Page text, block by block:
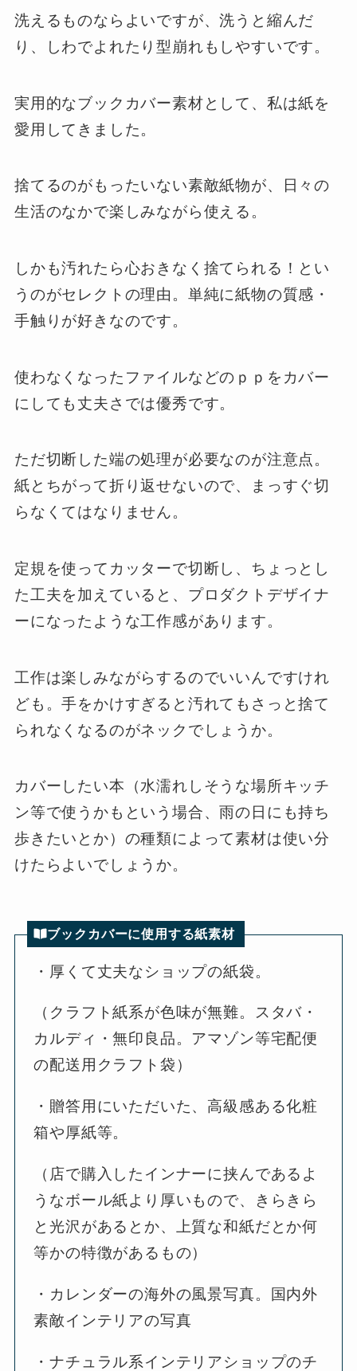
洗えるものならよいですが、洗うと縮んだ
り、しわでよれたり型崩れもしやすいです。
実用的なブックカバー素材として、私は紙を
愛用してきました。
捨てるのがもったいない素敵紙物が、日々の
生活のなかで楽しみながら使える。
しかも汚れたら心おきなく捨てられる！とい
うのがセレクトの理由。単純に紙物の質感・
手触りが好きなのです。
使わなくなったファイルなどのｐｐをカバー
にしても丈夫さでは優秀です。
ただ切断した端の処理が必要なのが注意点。
紙とちがって折り返せないので、まっすぐ切
らなくてはなりません。
定規を使ってカッターで切断し、ちょっとし
た工夫を加えていると、プロダクトデザイナ
ーになったような工作感があります。
工作は楽しみながらするのでいいんですけれ
ども。手をかけすぎると汚れてもさっと捨て
られなくなるのがネックでしょうか。
カバーしたい本（水濡れしそうな場所キッチ
ン等で使うかもという場合、雨の日にも持ち
歩きたいとか）の種類によって素材は使い分
けたらよいでしょうか。
ブックカバーに使用する紙素材
・厚くて丈夫なショップの紙袋。
（クラフト紙系が色味が無難。スタバ・
カルディ・無印良品。アマゾン等宅配便
の配送用クラフト袋）
・贈答用にいただいた、高級感ある化粧
箱や厚紙等。
（店で購入したインナーに挟んであるよ
うなボール紙より厚いもので、きらきら
と光沢があるとか、上質な和紙だとか何
等かの特徴があるもの）
・カレンダーの海外の風景写真。国内外
素敵インテリアの写真
・ナチュラル系インテリアショップのチ